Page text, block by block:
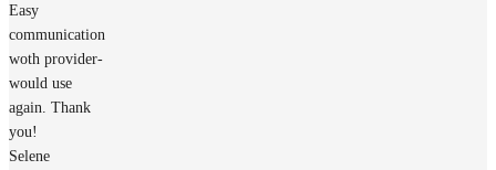
Easy
communication
woth provider-
would use
again. Thank
you!
Selene